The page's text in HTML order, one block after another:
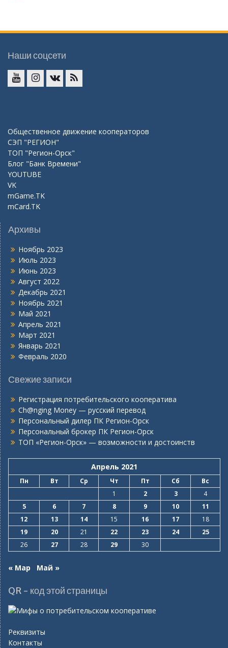
Наши соцсети
Общественное движение кооператоров
СЭП "РЕГИОН"
ТОП "Регион-Орск"
Блог "Банк Времени"
YOUTUBE
VK
mGame.TK
mCard.TK
Архивы
Ноябрь 2023
Июль 2023
Июнь 2023
Август 2022
Декабрь 2021
Ноябрь 2021
Май 2021
Апрель 2021
Март 2021
Январь 2021
Февраль 2020
Свежие записи
Регистрация потребительского кооператива
Ch@nging Money — русский перевод
Персональный дилер ПК Регион-Орск
Персональный брокер ПК Регион-Орск
ТОП «Регион-Орск» — возможности и достоинств
Апрель 2021
Пн Вт Ср Чт Пт Сб
Вс
1
2 3
4
5
6 7 8 9 10
11
12
13 14 15 16 17
18
19
20 21 22 23 24
25
26
27 28 29 30
« Мар Май »
QR - код этой страницы
Реквизиты
Контакты